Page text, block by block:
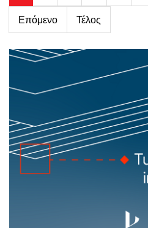
Επόμενο Τέλος